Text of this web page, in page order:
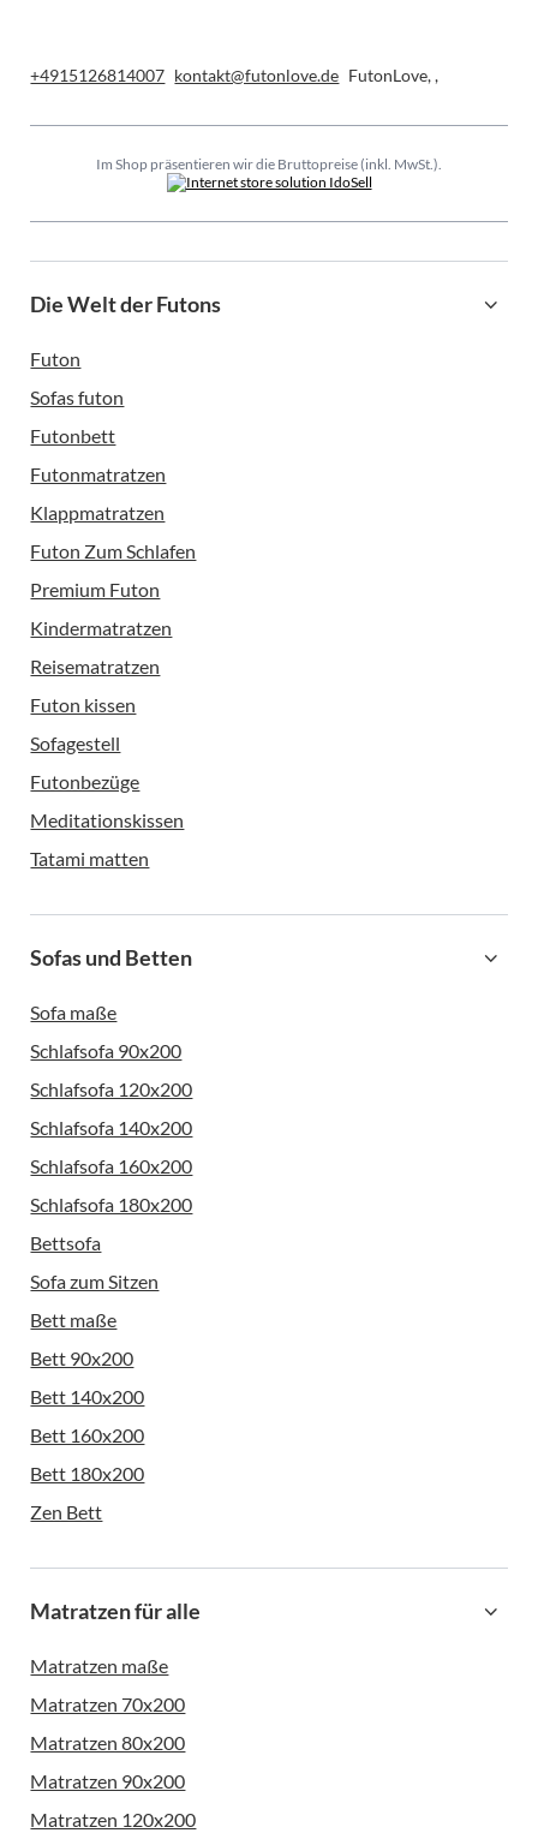
+4915126814007 kontakt@futonlove.de FutonLove,,
Im Shop präsentieren wir die Bruttopreise (inkl. MwSt.).
Die Welt der Futons
Futon
Sofas futon
Futonbett
Futonmatratzen
Klappmatratzen
Futon Zum Schlafen
Premium Futon
Kindermatratzen
Reisematratzen
Futon kissen
Sofagestell
Futonbezüge
Meditationskissen
Tatami matten
Sofas und Betten
Sofa maße
Schlafsofa 90x200
Schlafsofa 120x200
Schlafsofa 140x200
Schlafsofa 160x200
Schlafsofa 180x200
Bettsofa
Sofa zum Sitzen
Bett maße
Bett 90x200
Bett 140x200
Bett 160x200
Bett 180x200
Zen Bett
Matratzen für alle
Matratzen maße
Matratzen 70x200
Matratzen 80x200
Matratzen 90x200
Matratzen 120x200